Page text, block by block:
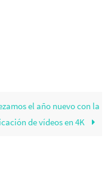
el año nuevo con la
de vídeos en 4K